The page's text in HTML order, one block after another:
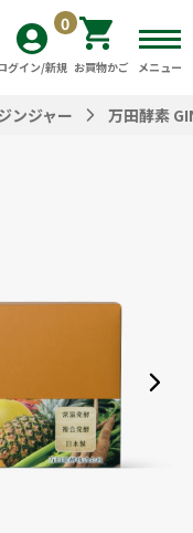
グイン/新規お買物かご
0
メニュー
ンジャー 万田酵素